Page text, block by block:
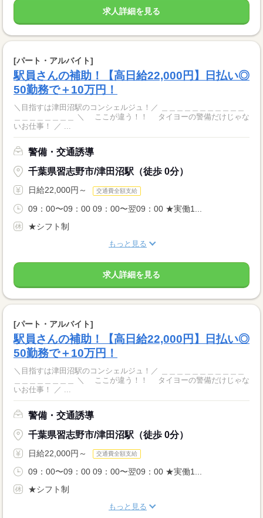
求人詳細を見る
[パート・アルバイト]
駅員さんの補助！【高日給22,000円】日払い◎
50勤務で＋10万円！
＼目指すは津田沼駅のコンシェルジュ！／ ＿＿＿＿＿＿＿＿＿＿＿
いお仕事！ ／ ...
警備・交通誘導
千葉県習志野市/津田沼駅（徒歩 0分）
日給22,000円～ 交通費全額支給
09：00〜09：00 09：00〜翌09：00 ★実働1...
★シフト制
もっと見る
求人詳細を見る
[パート・アルバイト]
駅員さんの補助！【高日給22,000円】日払い◎
50勤務で＋10万円！
＼目指すは津田沼駅のコンシェルジュ！／ ＿＿＿＿＿＿＿＿＿＿＿
いお仕事！ ／ ...
警備・交通誘導
千葉県習志野市/津田沼駅（徒歩 0分）
日給22,000円～ 交通費全額支給
09：00〜09：00 09：00〜翌09：00 ★実働1...
★シフト制
もっと見る